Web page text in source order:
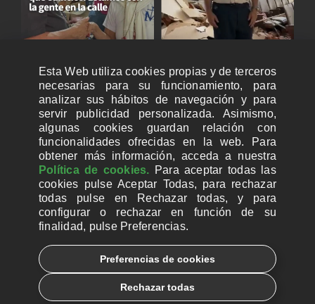
CUENTAS BANCARIAS PARA DONAR
Esta Web utiliza cookies propias y de terceros
necesarias para su funcionamiento, para
analizar sus hábitos de navegación y para
servir publicidad personalizada. Asimismo,
algunas cookies guardan relación con
funcionalidades ofrecidas en la web. Para
obtener más información, acceda a nuestra
Política de cookies. Para aceptar todas las
cookies pulse Aceptar Todas, para rechazar
todas pulse en Rechazar todas, y para
configurar o rechazar en función de su
finalidad, pulse Preferencias.
Preferencias de cookies
Rechazar todas